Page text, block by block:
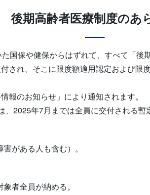
後期高齢者医療制度のあ
国保や健保からはずれて、すべて「
され、そこに限度額適用認定および
報のお知らせ」により通知されます。
2025年7月までは全員に交付される暫
がある人も含む）。
者全員が納める。